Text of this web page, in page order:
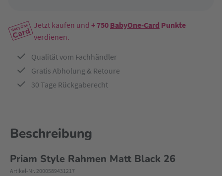
Jetzt kaufen und + 750 BabyOne-Card Punkte
verdienen.
Qualität vom Fachhändler
Gratis Abholung & Retoure
30 Tage Rückgaberecht
Beschreibung
Priam Style Rahmen Matt Black 26
Artikel-Nr. 2000589431217